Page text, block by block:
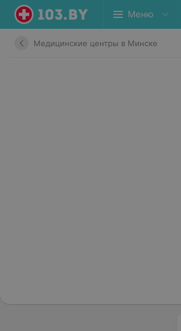
Меню
Медицинские центры в Минске